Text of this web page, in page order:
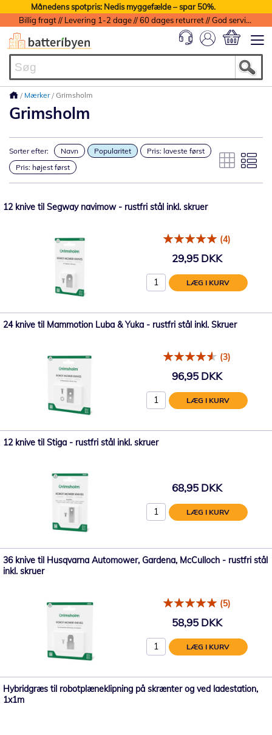
Månedens spotpris: Nedis myggefælde – spar 50%.
Billig fragt // Levering 1-2 dage // 60 dages returret // God service med garanti
Mærker Grimsholm
Grimsholm
Sorter efter: Navn Popularitet
Pris: laveste først
Pris: højest først
12 knive til Segway navimow - rustfri stål inkl. skruer
(4)
29,95 DKK
LÆG I KURV
24 knive til Mammotion Luba & Yuka - rustfri stål inkl. Skruer
(3)
96,95 DKK
LÆG I KURV
12 knive til Stiga - rustfri stål inkl. skruer
68,95 DKK
LÆG I KURV
36 knive til Husqvarna Automower, Gardena, McCulloch - rustfri stål
inkl. skruer
(5)
58,95 DKK
LÆG I KURV
Hybridgræs til robotplæneklipning på skrænter og ved ladestation,
1x1m